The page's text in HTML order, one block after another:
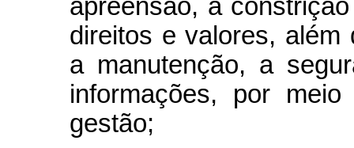
apreensão, a
direitos e valores,
a manutenção, a
informações, por
gestão;